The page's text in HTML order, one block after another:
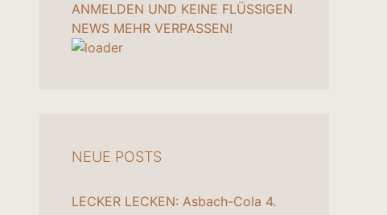
ANMELDEN UND KEINE FLÜSSIGEN
NEWS MEHR VERPASSEN!
NEUE POSTS
LECKER LECKEN: Asbach-Cola 4.